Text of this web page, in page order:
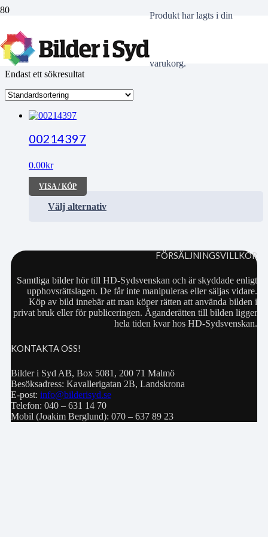
Produkthar lagts i din
varukorg.
nobbas
Endast ett sökresultat
00214397
0.00kr
VISA / KÖP
Välj alternativ
FÖRSÄLJNINGSVILLKOR
Samtliga bilder hör till HD-Sydsvenskan och är skyddade enligt
upphovsrättslagen. De får inte manipuleras eller säljas vidare.
Köp av bild innebär att man köper rätten att använda bilden i
privat bruk eller för publiceringen. Äganderätten till bilden ligger
hela tiden kvar hos HD-Sydsvenskan.
KONTAKTA OSS!
Bilder i Syd AB, Box 5081, 200 71 Malmö
Besöksadress: Kavallerigatan 2B, Landskrona
E-post: info@bilderisyd.se
Telefon: 040 – 631 14 70
Mobil (Joakim Berglund): 070 – 637 89 23